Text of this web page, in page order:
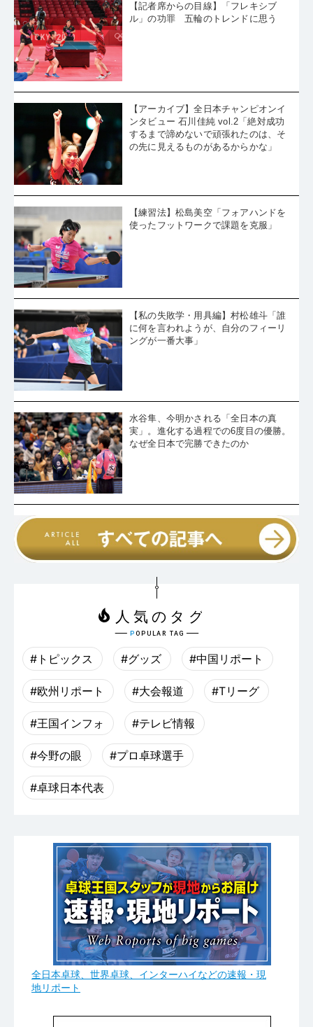
【記者席からの目線】「フレキシブ
ル」の功罪 五輪のトレンドに思う
【アーカイブ】全日本チャンピオンイ
ンタビュー 石川佳純 vol.2「絶対成功
するまで諦めないで頑張れたのは、そ
の先に見えるものがあるからかな」
【練習法】松島美空「フォアハンドを
使ったフットワークで課題を克服」
【私の失敗学・用具編】村松雄斗「誰
に何を言われようが、自分のフィーリ
ングが一番大事」
水谷隼、今明かされる「全日本の真
実」。進化する過程での6度目の優勝。
なぜ全日本で完勝できたのか
#トピックス #グッズ #中国リポート
#欧州リポート #大会報道 #Tリーグ
#王国インフォ #テレビ情報
#今野の眼 #プロ卓球選手
#卓球日本代表
全日本卓球、世界卓球、インターハイなどの速報・現
地リポート